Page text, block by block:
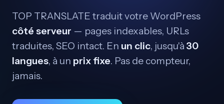
TOP TRANSLATE traduit votre WordPress
côté serveur — pages indexables, URLs
traduites, SEO intact. En un clic, jusqu'à 30
langues, à un prix fixe. Pas de compteur,
jamais.